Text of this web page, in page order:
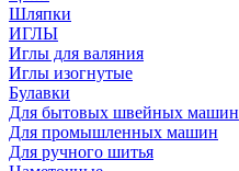
Шляпки
ИГЛЫ
Иглы для валяния
Иглы изогнутые
Булавки
Для бытовых швейных машин
Для промышленных машин
Для ручного шитья